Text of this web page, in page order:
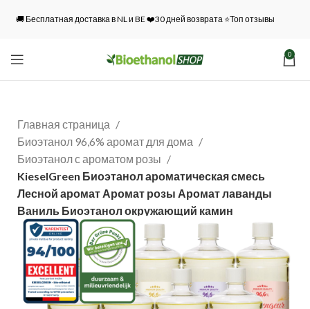
🚚 Бесплатная доставка в NL и BE ❤️30 дней возврата ⭐Топ отзывы
0
Главная страница
Биоэтанол 96,6% аромат для дома
Биоэтанол с ароматом розы
KieselGreen Биоэтанол ароматическая смесь
Лесной аромат Аромат розы Аромат лаванды
Ваниль Биоэтанол окружающий камин